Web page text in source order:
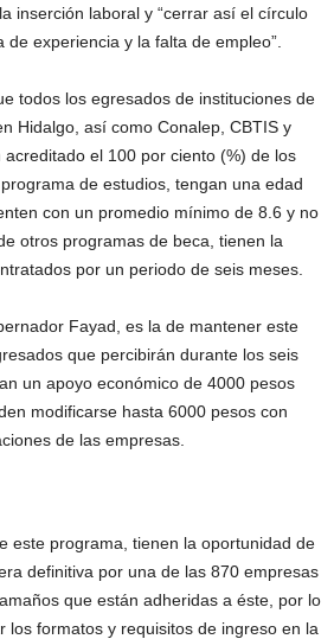
inserción laboral y “cerrar así el círculo
de experiencia y la falta de empleo”.
todos los egresados de instituciones de
Hidalgo, así como Conalep, CBTIS y
acreditado el 100 por ciento (%) de los
de estudios, tengan una edad
con un promedio mínimo de 8.6 y no
otros programas de beca, tienen la
por un periodo de seis meses.
Fayad, es la de mantener este
que percibirán durante los seis
un apoyo económico de 4000 pesos
modificarse hasta 6000 pesos con
de las empresas.
este programa, tienen la oportunidad de
definitiva por una de las 870 empresas
que están adheridas a éste, por lo
los formatos y requisitos de ingreso en la